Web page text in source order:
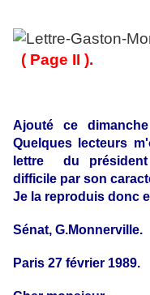
( Page II ).
Ajouté ce
Quelques lecteurs
lettre du président
difficile par son
Je la reproduis donc
Sénat, G.Monnerville.
Paris 27 février 1989.